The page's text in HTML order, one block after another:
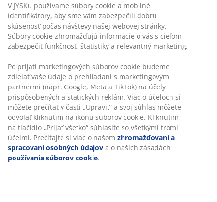
V JYSKu používame súbory cookie a mobilné
identifikátory, aby sme vám zabezpečili dobrú
skúsenosť počas návštevy našej webovej stránky.
Súbory cookie zhromažďujú informácie o vás s cieľom
zabezpečiť funkčnosť, štatistiky a relevantný marketing.
Po prijatí marketingových súborov cookie budeme
zdieľať vaše údaje o prehliadaní s marketingovými
partnermi (napr. Google, Meta a TikTok) na účely
prispôsobených a statických reklám. Viac o účeloch si
môžete prečítať v časti „Upraviť“ a svoj súhlas môžete
odvolať kliknutím na ikonu súborov cookie. Kliknutím
na tlačidlo „Prijať všetko“ súhlasíte so všetkými tromi
účelmi. Prečítajte si viac o našom zhromažďovaní a
spracovaní osobných údajov a o našich zásadách
používania súborov cookie.